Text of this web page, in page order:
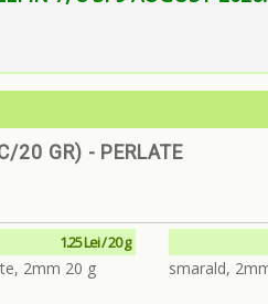
20 GR) - PERLATE
1.25 Lei / 20 g